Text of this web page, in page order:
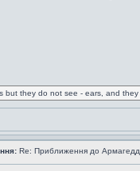
but they do not see - ears, and
Re: Приближення до